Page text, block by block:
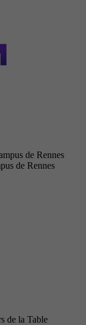
de Rennes
de la Table